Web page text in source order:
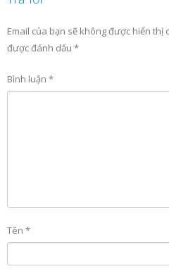
Email của bạn sẽ không được hiển thị
được đánh dấu *
Bình luận *
Tên *